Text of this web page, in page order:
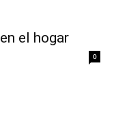
el hogar
0